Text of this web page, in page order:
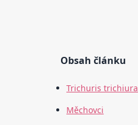
Obsah článku
Trichuris trichiura
Měchovci